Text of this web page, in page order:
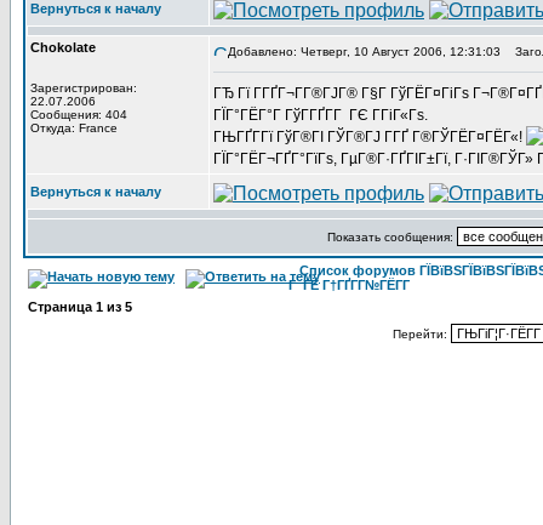
Вернуться к началу
Chokolate
Зарегистрирован:
22.07.2006
Сообщения: 404
Откуда: France
Добавлено: Четверг, 10 Август 2006, 12:31:03
ГЂ Гї Г­ГҐГ¬Г­Г®ГЈГ® Г§Г ГўГЁГ¤ГіГѕ
ГЇГ°ГЁГ°Г ГўГ­ГҐГ­Г ГЄ Г­ГіГ«Гѕ.
ГЊГҐГ­Гї ГўГ®ГІ ГЎГ®ГЈ Г­ГҐ Г®ГЎГЁГ¤ГЁГ«!
ГЇГ°ГЁГ¬ГҐГ°ГїГѕ, ГµГ®Г·ГҐГІГ±Гї,
Вернуться к началу
Показать сообщения:
Список форумов
Г ГЁ Г†ГҐГ­Г№ГЁГ­Г
Страница 1 из 5
Перейти: